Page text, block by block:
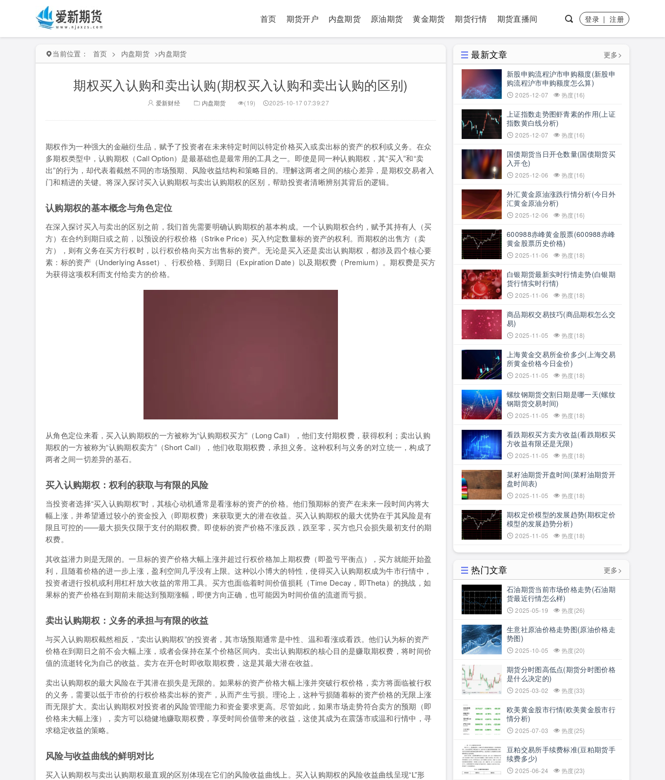
首页 期货开户 内盘期货 原油期货 黄金期货 期货行情 期货直播间 登录|注册
当前位置： 首页 > 内盘期货 >内盘期货
期权买入认购和卖出认购(期权买入认购和卖出认购的区别)
爱新财经 内盘期货 (19) 2025-10-17 07:39:27
期权作为一种强大的金融衍生品，赋予了投资者在未来特定时间以特定价格买入或卖出标的资产的权利或义务。在众
多期权类型中，认购期权（Call Option）是最基础也是最常用的工具之一。即使是同一种认购期权，其“买入”和“卖
出”的行为，却代表着截然不同的市场预期、风险收益结构和策略目的。理解这两者之间的核心差异，是期权交易者入
门和精进的关键。将深入探讨买入认购期权与卖出认购期权的区别，帮助投资者清晰辨别其背后的逻辑。
认购期权的基本概念与角色定位
在深入探讨买入与卖出的区别之前，我们首先需要明确认购期权的基本构成。一个认购期权合约，赋予其持有人（买
方）在合约到期日或之前，以预设的行权价格（Strike Price）买入约定数量标的资产的权利。而期权的出售方（卖
方），则有义务在买方行权时，以行权价格向买方出售标的资产。无论是买入还是卖出认购期权，都涉及四个核心要
素：标的资产（Underlying Asset）、行权价格、到期日（Expiration Date）以及期权费（Premium）。期权费是买方
为获得这项权利而支付给卖方的价格。
从角色定位来看，买入认购期权的一方被称为“认购期权买方”（Long Call），他们支付期权费，获得权利；卖出认购
期权的一方被称为“认购期权卖方”（Short Call），他们收取期权费，承担义务。这种权利与义务的对立统一，构成了
两者之间一切差异的基石。
买入认购期权：权利的获取与有限的风险
当投资者选择“买入认购期权”时，其核心动机通常是看涨标的资产的价格。他们预期标的资产在未来一段时间内将大
幅上涨，并希望通过较小的资金投入（即期权费）来获取更大的潜在收益。买入认购期权的最大优势在于其风险是有
限且可控的——最大损失仅限于支付的期权费。即使标的资产价格不涨反跌，跌至零，买方也只会损失最初支付的期
权费。
其收益潜力则是无限的。一旦标的资产价格大幅上涨并超过行权价格加上期权费（即盈亏平衡点），买方就能开始盈
利，且随着价格的进一步上涨，盈利空间几乎没有上限。这种以小博大的特性，使得买入认购期权成为牛市行情中，
投资者进行投机或利用杠杆放大收益的常用工具。买方也面临着时间价值损耗（Time Decay，即Theta）的挑战，如
果标的资产价格在到期前未能达到预期涨幅，即便方向正确，也可能因为时间价值的流逝而亏损。
卖出认购期权：义务的承担与有限的收益
与买入认购期权截然相反，“卖出认购期权”的投资者，其市场预期通常是中性、温和看涨或看跌。他们认为标的资产
价格在到期日之前不会大幅上涨，或者会保持在某个价格区间内。卖出认购期权的核心目的是赚取期权费，将时间价
值的流逝转化为自己的收益。卖方在开仓时即收取期权费，这是其最大潜在收益。
卖出认购期权的最大风险在于其潜在损失是无限的。如果标的资产价格大幅上涨并突破行权价格，卖方将面临被行权
的义务，需要以低于市价的行权价格卖出标的资产，从而产生亏损。理论上，这种亏损随着标的资产价格的无限上涨
而无限扩大。卖出认购期权对投资者的风险管理能力和资金要求更高。尽管如此，如果市场走势符合卖方的预期（即
价格未大幅上涨），卖方可以稳健地赚取期权费，享受时间价值带来的收益，这使其成为在震荡市或温和行情中，寻
求稳定收益的策略。
风险与收益曲线的鲜明对比
买入认购期权与卖出认购期权最直观的区别体现在它们的风险收益曲线上。买入认购期权的风险收益曲线呈现“L”形
最新文章
更多>
新股申购流程沪市申购额度(新股申
购流程沪市申购额度怎么算)
2025-12-07 热度{16}
上证指数走势图虾青素的作用(上证
指数黄白线分析)
2025-12-07 热度{16}
国债期货当日开仓数量(国债期货买
入开仓)
2025-12-06 热度{16}
外汇黄金原油涨跌行情分析(今日外
汇黄金原油分析)
2025-12-06 热度{16}
600988赤峰黄金股票(600988赤峰
黄金股票历史价格)
2025-11-06 热度{18}
白银期货最新实时行情走势(白银期
货行情实时行情)
2025-11-06 热度{18}
商品期权交易技巧(商品期权怎么交
易)
2025-11-05 热度{18}
上海黄金交易所金价多少(上海交易
所黄金价格今日金价)
2025-11-05 热度{18}
螺纹钢期货交割日期是哪一天(螺纹
钢期货交易时间)
2025-11-05 热度{18}
看跌期权买方卖方收益(看跌期权买
方收益有限还是无限)
2025-11-05 热度{18}
菜籽油期货开盘时间(菜籽油期货开
盘时间表)
2025-11-05 热度{18}
期权定价模型的发展趋势(期权定价
模型的发展趋势分析)
2025-11-05 热度{18}
热门文章
更多>
石油期货当前市场价格走势(石油期
货最近行情怎么样)
2025-05-19 热度{26}
生意社原油价格走势图(原油价格走
势图)
2025-10-05 热度{20}
期货分时图高低点(期货分时图价格
是什么决定的)
2025-03-02 热度{33}
欧美黄金股市行情(欧美黄金股市行
情分析)
2025-07-03 热度{25}
豆粕交易所手续费标准(豆粕期货手
续费多少)
2025-06-24 热度{23}